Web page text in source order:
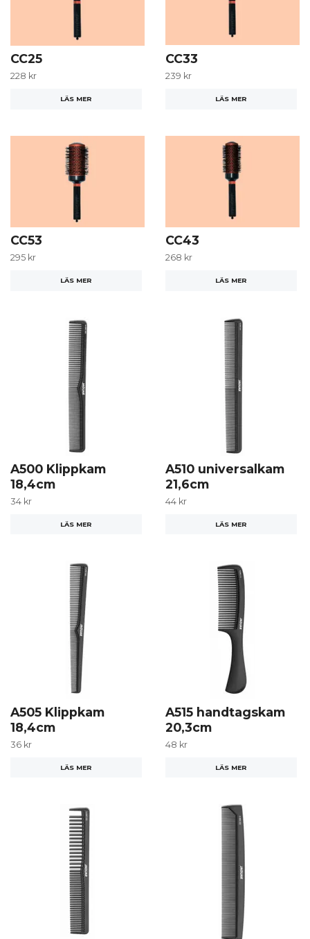
CC25
228 kr
LÄS MER
CC33
239 kr
LÄS MER
CC53
295 kr
LÄS MER
CC43
268 kr
LÄS MER
A500 Klippkam
18,4cm
34 kr
LÄS MER
A510 universalkam
21,6cm
44 kr
LÄS MER
A505 Klippkam
18,4cm
36 kr
LÄS MER
A515 handtagskam
20,3cm
48 kr
LÄS MER